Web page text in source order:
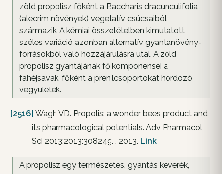
zöld propolisz főként a Baccharis dracunculifolia
(alecrim növények) vegetatív csúcsaiból
származik. A kémiai összetételben kimutatott
széles variáció azonban alternatív gyantanövény-
forrásokból való hozzájárulásra utal. A zöld
propolisz gyantájának fő komponensei a
fahéjsavak, főként a prenilcsoportokat hordozó
vegyületek.
[2516] Wagh VD. Propolis: a wonder bees product and
its pharmacological potentials. Adv Pharmacol
Sci 2013;2013:308249. . 2013. Link
A propolisz egy természetes, gyantás keverék,